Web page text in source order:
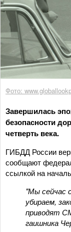
Фото:
Завершилась
безопасности
четверть века.
ГИБДД России
сообщают
ссылкой на
"Мы сейчас
убираем,
приводят
гаишника